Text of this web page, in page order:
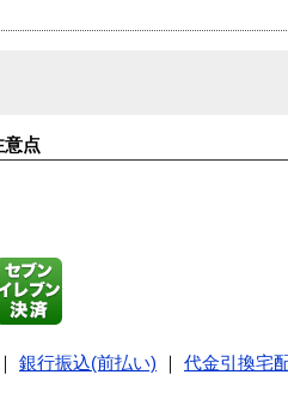
意点
銀行振込(前払い) 代金引換宅